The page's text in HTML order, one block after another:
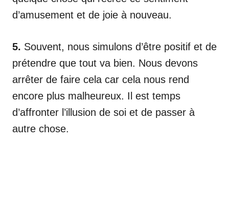
d’amusement et de joie à nouveau.
5. Souvent, nous simulons d’être positif et de
prétendre que tout va bien. Nous devons
arrêter de faire cela car cela nous rend
encore plus malheureux. Il est temps
d’affronter l’illusion de soi et de passer à
autre chose.